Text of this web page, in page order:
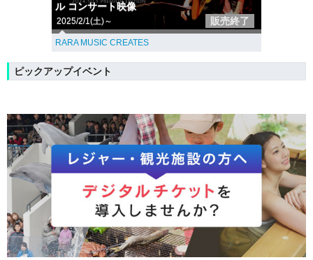
ル コンサート映像
2025/2/1(土)～ 販売終了
RARA MUSIC CREATES
ピックアップイベント